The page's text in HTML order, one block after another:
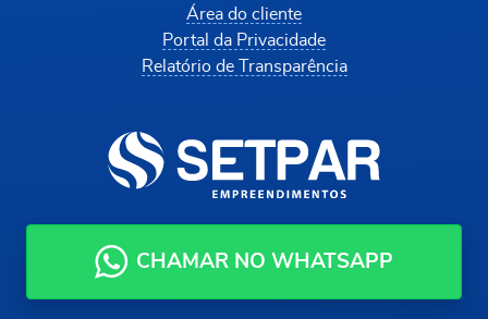
Área do cliente
Portal da Privacidade
Relatório de Transparência
CHAMAR NO WHATSAPP